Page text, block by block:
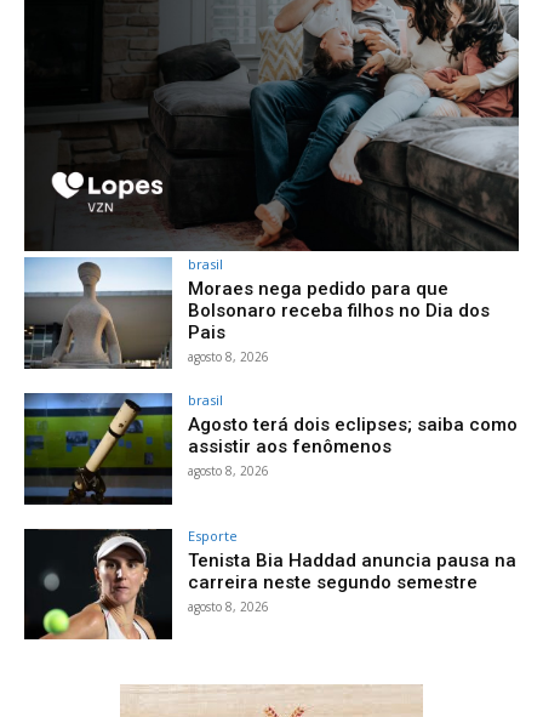
brasil
Moraes nega pedido para que
Bolsonaro receba filhos no Dia dos
Pais
agosto 8, 2026
brasil
Agosto terá dois eclipses; saiba como
assistir aos fenômenos
agosto 8, 2026
Esporte
Tenista Bia Haddad anuncia pausa na
carreira neste segundo semestre
agosto 8, 2026